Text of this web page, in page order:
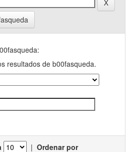
resultados de b00fasqueda.
| Ordenar por